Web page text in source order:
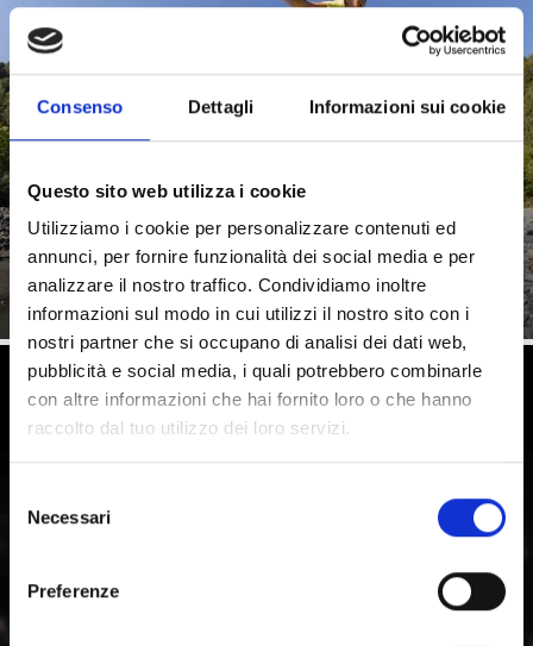
Consenso Dettagli Informazioni sui cookie
Questo sito web utilizza i cookie
Utilizziamo i cookie per personalizzare contenuti ed
annunci, per fornire funzionalità dei social media e per
analizzare il nostro traffico. Condividiamo inoltre
informazioni sul modo in cui utilizzi il nostro sito con i
nostri partner che si occupano di analisi dei dati web,
pubblicità e social media, i quali potrebbero combinarle
con altre informazioni che hai fornito loro o che hanno
raccolto dal tuo utilizzo dei loro servizi.
delNecessari
Preferenze
speciali per trascorrere una vacanza in Alto Adige
all’insegna ...
Vivere la storia e la cultura in Val
Venosta
La regione culturale della Val Venosta, in Alto Adige, è
caratterizzata da usanze da vivere, tradizioni e
all'architettura contemporanea, l'arte, il teatro e la